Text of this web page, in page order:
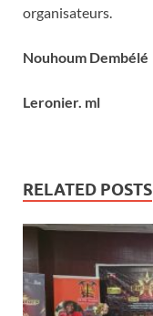
organisateurs.
Nouhoum Dembélé
Leronier. ml
RELATED POSTS